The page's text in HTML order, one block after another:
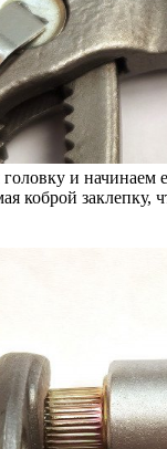
и начинаем
коброй заклепку,